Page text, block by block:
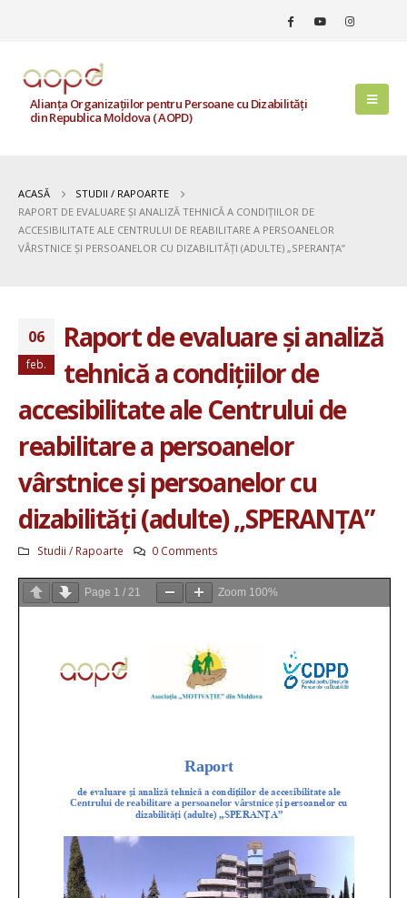
Alianța Organizațiilor pentru Persoane cu Dizabilități
din Republica Moldova ( AOPD)
ACASĂ
STUDII / RAPOARTE
RAPORT DE EVALUARE ȘI ANALIZĂ TEHNICĂ A CONDIȚIILOR DE
ACCESIBILITATE ALE CENTRULUI DE REABILITARE A PERSOANELOR
VÂRSTNICE ȘI PERSOANELOR CU DIZABILITĂȚI (ADULTE) „SPERANȚA”
06
feb.
Raport de evaluare și analiză
tehnică a condițiilor de
accesibilitate ale Centrului de
reabilitare a persoanelor
vârstnice și persoanelor cu
dizabilități (adulte) „SPERANȚA”
Studii / Rapoarte 0 Comments
Page 1 / 21 Zoom 100%